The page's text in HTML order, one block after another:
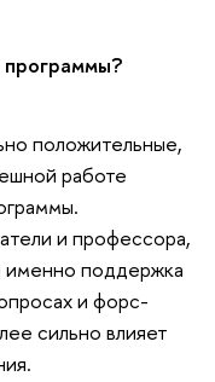
программы?
положительные,
работе
и профессора,
поддержка
и форс-
сильно влияет